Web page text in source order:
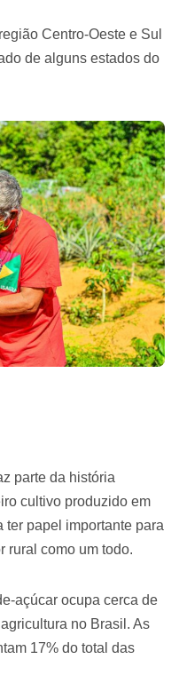
Centro-Oeste e Sul
de alguns estados do
parte da história
cultivo produzido em
ter papel importante para
rural como um todo.
açúcar ocupa cerca de
no Brasil. As
17% do total das